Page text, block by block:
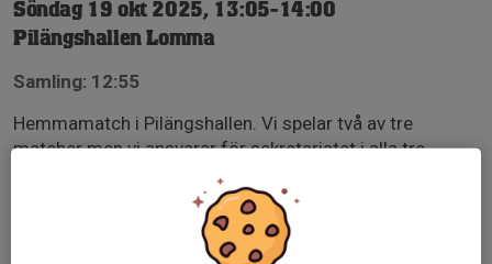
Söndag 19 okt 2025, 13:05-14:00
Pilängshallen Lomma
Samling: 12:55
Hemmamatch i Pilängshallen. Vi spelar två av tre
matcher men vi ansvarar för sekretariatet i alla tre
matcher. Så behöver vi hjälpas åt för att få ihop detta.